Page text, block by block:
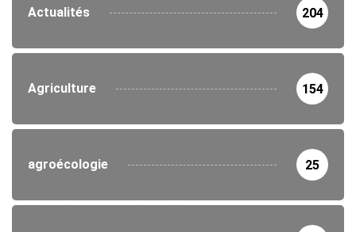
Actualités 204
Agriculture 154
agroécologie 25